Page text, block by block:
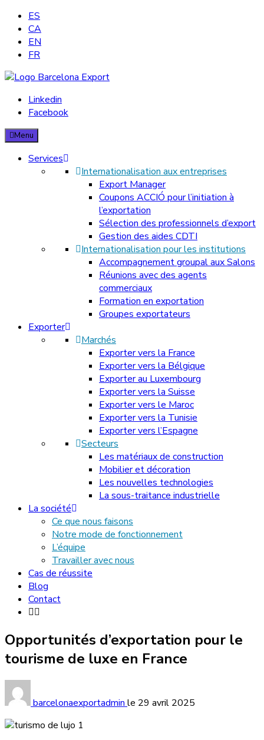
ES
CA
EN
FR
Barcelona Export – Consultoria d'exportació
internationalisation consulting, and commercial support to their
Linkedin
Facebook
Menu
Services
Internationalisation aux entreprises
Export Manager
Coupons ACCIÓ pour l’initiation à
l’exportation
Sélection des professionnels d’export
Gestion des aides CDTI
Internationalisation pour les institutions
Accompagnement groupal aux Salons
Réunions avec des agents
commerciaux
Formation en exportation
Groupes exportateurs
Exporter
Marchés
Exporter vers la France
Exporter vers la Bélgique
Exporter au Luxembourg
Exporter vers la Suisse
Exporter vers le Maroc
Exporter vers la Tunisie
Exporter vers l’Espagne
Secteurs
Les matériaux de construction
Mobilier et décoration
Les nouvelles technologies
La sous-traitance industrielle
La société
Ce que nous faisons
Notre mode de fonctionnement
L’équipe
Travailler avec nous
Cas de réussite
Blog
Contact
Opportunités d’exportation pour le
tourisme de luxe en France
barcelonaexportadmin le 29 avril 2025